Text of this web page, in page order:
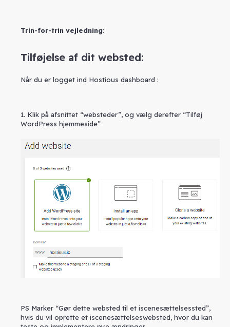
Trin-for-trin vejledning:
Tilføjelse af dit websted:
Når du er logget ind Hostious dashboard :
1. Klik på afsnittet “websteder”, og vælg derefter “Tilføj
WordPress hjemmeside”
PS Marker “Gør dette websted til et iscenesættelsessted”,
hvis du vil oprette et iscenesættelseswebsted, hvor du kan